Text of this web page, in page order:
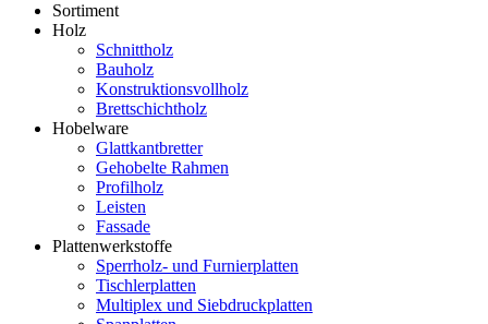
Sortiment
Holz
Schnittholz
Bauholz
Konstruktionsvollholz
Brettschichtholz
Hobelware
Glattkantbretter
Gehobelte Rahmen
Profilholz
Leisten
Fassade
Plattenwerkstoffe
Sperrholz- und Furnierplatten
Tischlerplatten
Multiplex und Siebdruckplatten